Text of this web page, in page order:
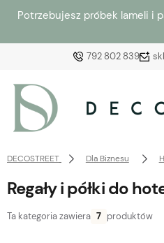
Potrzebujesz próbek lameli i
792 802 839
Załóż
DECOSTREET Dla Biznesu
Regały i półki do
Ta kategoria zawiera 7 produktów